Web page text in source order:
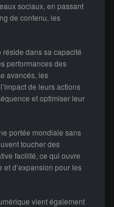
sociaux, en passant
de contenu, les
dans sa capacité
performances des
avancés, les
de leurs actions
et optimiser leur
portée mondiale sans
toucher des
facilité, ce qui ouvre
d’expansion pour les
vient également